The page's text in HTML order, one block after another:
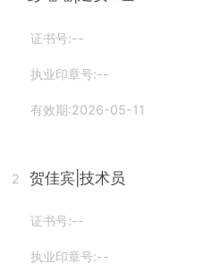
证书号:--
执业印章号:--
有效期:2026-05-11
2 贺佳宾 |技术员
证书号:--
执业印章号:--